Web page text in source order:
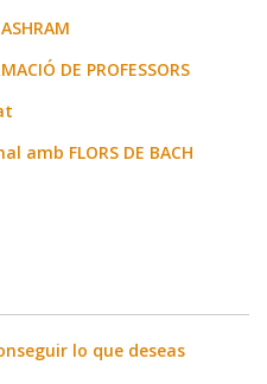
DE PROFESSORS
amb FLORS DE BACH
lo que deseas